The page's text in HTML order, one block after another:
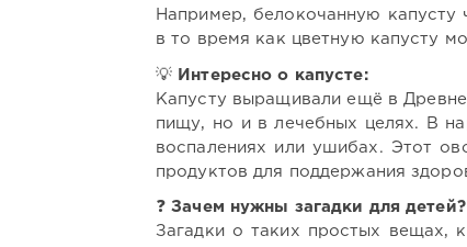
Например, белокочанную капусту
в то время как цветную капусту
💡
Интересно о капусте:
Капусту выращивали ещё в
пищу, но и в лечебных целях. В
воспалениях или ушибах. Этот
продуктов для поддержания
❓Зачем нужны загадки для детей?
Загадки о таких простых вещах,